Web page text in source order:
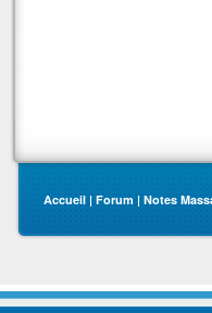
Accueil | Forum | Notes